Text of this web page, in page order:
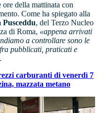
della mattinata con
Come ha spiegato alla
, del Terzo Nucleo
di Roma, «appena arrivati
a controllare sono le
pubblicati, praticati e
.
carburanti di venerdì 7
mazzata metano